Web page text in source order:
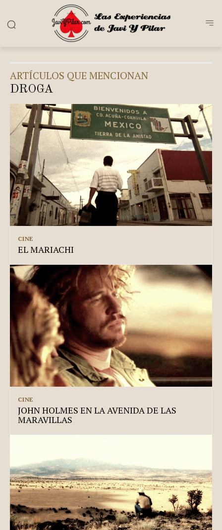
ARTÍCULOS QUE MENCIONAN
DROGA
CINE
EL MARIACHI
CINE
JOHN HOLMES EN LA AVENIDA DE LAS
MARAVILLAS